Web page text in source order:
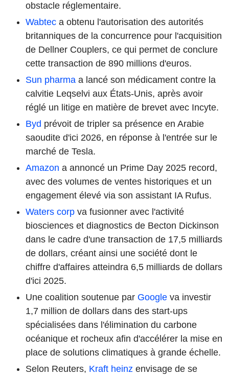
obstacle réglementaire.
Wabtec a obtenu l'autorisation des autorités
britanniques de la concurrence pour l'acquisition
de Dellner Couplers, ce qui permet de conclure
cette transaction de 890 millions d'euros.
Sun pharma a lancé son médicament contre la
calvitie Leqselvi aux États-Unis, après avoir
réglé un litige en matière de brevet avec Incyte.
Byd prévoit de tripler sa présence en Arabie
saoudite d'ici 2026, en réponse à l'entrée sur le
marché de Tesla.
Amazon a annoncé un Prime Day 2025 record,
avec des volumes de ventes historiques et un
engagement élevé via son assistant IA Rufus.
Waters corp va fusionner avec l'activité
biosciences et diagnostics de Becton Dickinson
dans le cadre d'une transaction de 17,5 milliards
de dollars, créant ainsi une société dont le
chiffre d'affaires atteindra 6,5 milliards de dollars
d'ici 2025.
Une coalition soutenue par Google va investir
1,7 million de dollars dans des start-ups
spécialisées dans l'élimination du carbone
océanique et rocheux afin d'accélérer la mise en
place de solutions climatiques à grande échelle.
Selon Reuters, Kraft heinz envisage de se